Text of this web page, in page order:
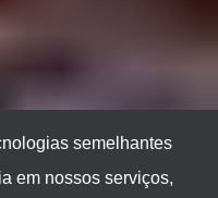
semelhantes
em nossos serviços,